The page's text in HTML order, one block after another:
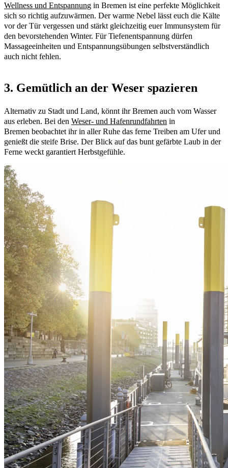
Wellness und Entspannung in Bremen ist eine perfekte Möglichkeit
sich so richtig aufzuwärmen. Der warme Nebel lässt euch die Kälte
vor der Tür vergessen und stärkt gleichzeitig euer Immunsystem für
den bevorstehenden Winter. Für Tiefenentspannung dürfen
Massageeinheiten und Entspannungsübungen selbstverständlich
auch nicht fehlen.
3. Gemütlich an der Weser spazieren
Alternativ zu Stadt und Land, könnt ihr Bremen auch vom Wasser
aus erleben. Bei den Weser- und Hafenrundfahrten in
Bremen beobachtet ihr in aller Ruhe das ferne Treiben am Ufer und
genießt die steife Brise. Der Blick auf das bunt gefärbte Laub in der
Ferne weckt garantiert Herbstgefühle.